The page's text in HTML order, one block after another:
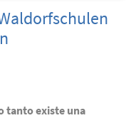
tanto existe una